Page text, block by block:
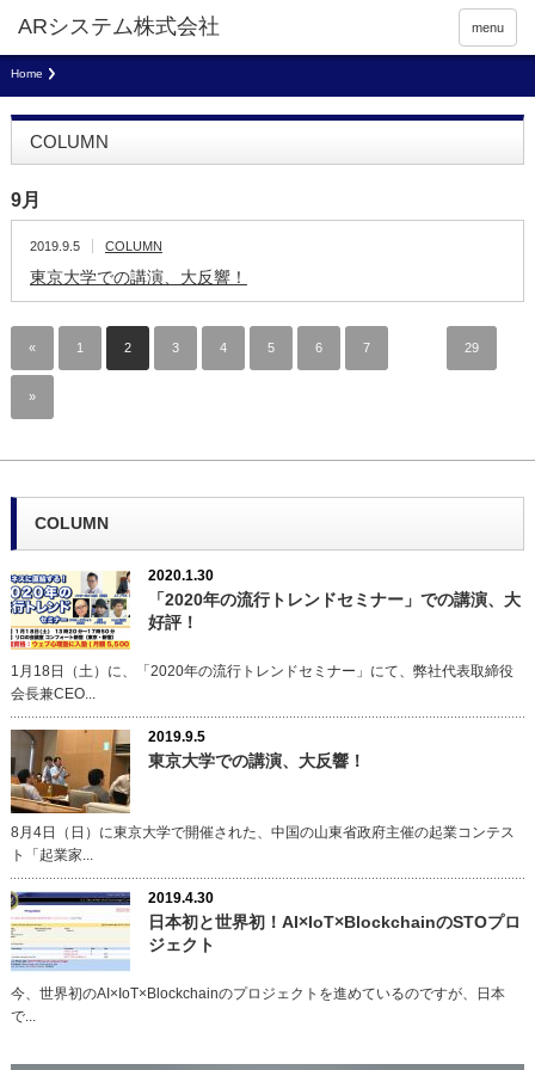
menu
Home
COLUMN
9月
2019.9.5 COLUMN
東京大学での講演、大反響！
« 1 2 3 4 5 6 7 29
»
COLUMN
2020.1.30
「2020年の流行トレンドセミナー」での講演、大
好評！
1月18日（土）に、「2020年の流行トレンドセミナー」にて、弊社代表取締役
会長兼CEO...
2019.9.5
東京大学での講演、大反響！
8月4日（日）に東京大学で開催された、中国の山東省政府主催の起業コンテス
ト「起業家...
2019.4.30
日本初と世界初！AI×IoT×BlockchainのSTOプロ
ジェクト
今、世界初のAI×IoT×Blockchainのプロジェクトを進めているのですが、日本
で...